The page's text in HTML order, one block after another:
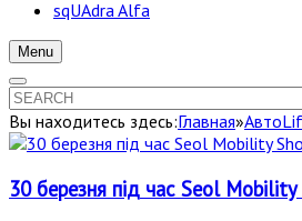
sqUAdra Alfa
Menu
Вы находитесь здесь:Главная»
30 березня під час Seol